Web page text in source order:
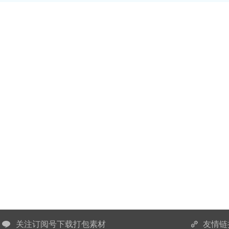
关注订阅号下载打包素材 友情链